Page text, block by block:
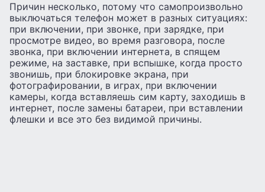
Причин несколько, потому что самопроизвольно
выключаться телефон может в разных ситуациях:
при включении, при звонке, при зарядке, при
просмотре видео, во время разговора, после
звонка, при включении интернета, в спящем
режиме, на заставке, при вспышке, когда просто
звонишь, при блокировке экрана, при
фотографировании, в играх, при включении
камеры, когда вставляешь сим карту, заходишь в
интернет, после замены батареи, при вставлении
флешки и все это без видимой причины.